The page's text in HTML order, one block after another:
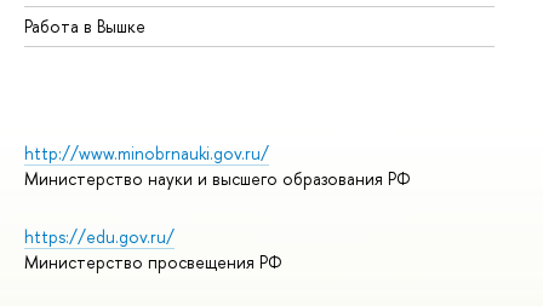
Работа в Вышке
http://www.minobrnauki.gov.ru/
Министерство науки и высшего образования РФ
https://edu.gov.ru/
Министерство просвещения РФ